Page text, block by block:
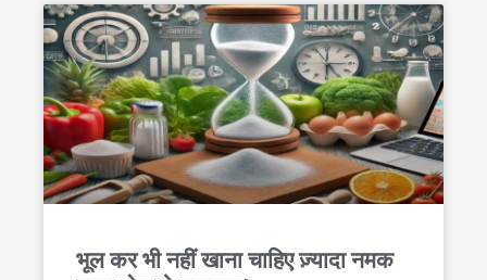
भूल कर भी नहीं खाना चाहिए ज़्यादा नमक